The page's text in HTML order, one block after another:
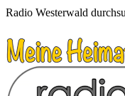
Radio Westerwald